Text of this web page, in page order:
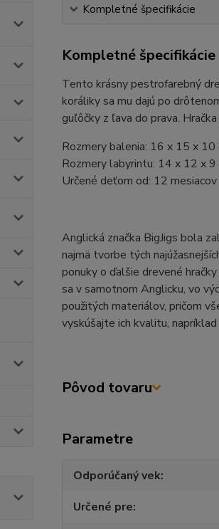
Kompletné špecifikácie
Kompletné špecifikácie
Tento krásny pestrofarebný
koráliky sa mu dajú po
guľôčky z ľava do prava.
Rozmery balenia: 16 x 15 x 10
Rozmery labyrintu: 14 x 12 x 9
Určené deťom od: 12 mesiacov
Anglická značka BigJigs bola
najmä tvorbe tých
ponuky o ďalšie drevené
sa v samotnom Anglicku, vo
použitých materiálov, pričom
vyskúšajte ich kvalitu,
Pôvod tovaru
Parametre
Odporúčaný vek
Určené pre